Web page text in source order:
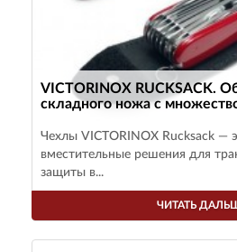
VICTORINOX RUCKSACK.
складного ножа с
Чехлы VICTORINOX Rucksack —
вместительные решения для
защиты в...
ЧИТАТЬ